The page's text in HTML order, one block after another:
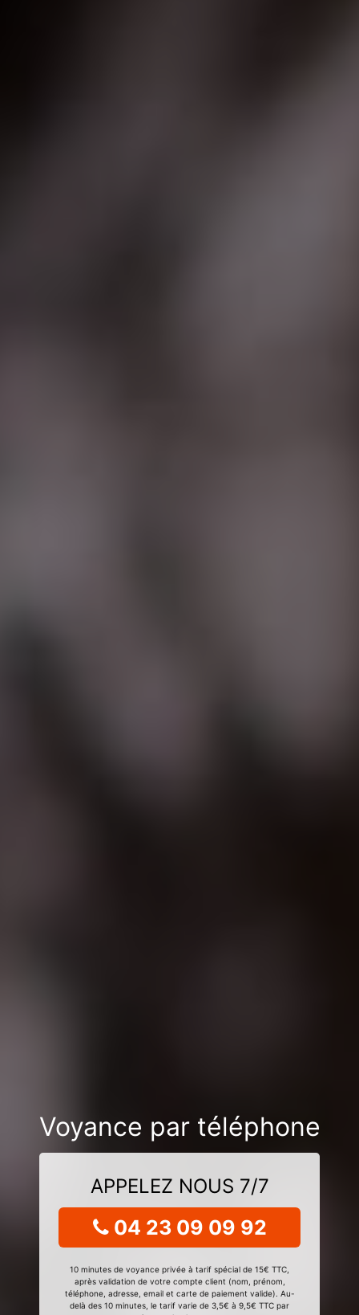
Voyance par téléphone
APPELEZ NOUS 7/7
04 23 09 09 92
10 minutes de voyance privée à tarif spécial de 15€ TTC,
après validation de votre compte client (nom, prénom,
téléphone, adresse, email et carte de paiement valide). Au-
delà des 10 minutes, le tarif varie de 3,5€ à 9,5€ TTC par